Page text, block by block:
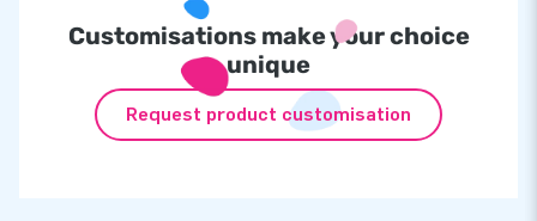
Customisations make your choice
unique
Request product customisation